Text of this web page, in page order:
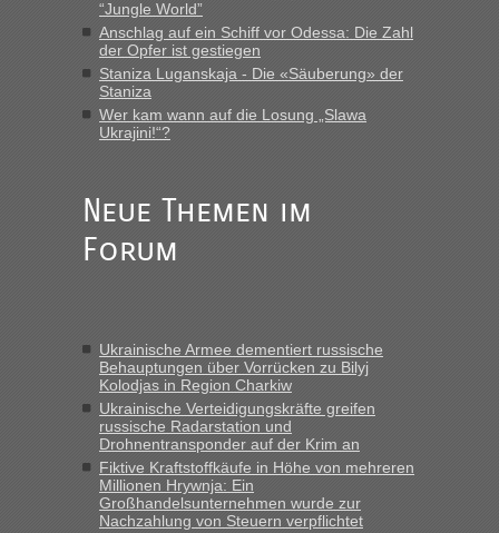
Recht, Visa und Dokumente • Re: Deklaration
gebrauchter Kleidung beim Zoll
„Vielen Dank, mit einem Briefchen meiner Frau im Gepäck
gab es keine Probleme“
fast 11 Milliarden aufgedeckt
„Am besten wäre natürlich, wenn die Frau mit dabei ist.
Alleinreisende Männer stehen schließlich immer unter
Milliarden aufgedeckt
„Kein Zoll. Du musst an sich nur sagen dass das privat ist
und du nicht damit handeln willst. So lange das nicht
Originalverpackt ist und ersichlich das nicht neu sollte es
keine Probleme geben“
Recht, Visa und Dokumente • Deklaration
gebrauchter Kleidung beim Zoll
“Jungle World”
Anschlag auf ein Schiff vor Odessa: Die Zahl
der Opfer ist gestiegen
Staniza Luganskaja - Die «Säuberung» der
Staniza
Wer kam wann auf die Losung „Slawa
Ukrajini!“?
Neue Themen im
Forum
Ukrainische Armee dementiert russische
Behauptungen über Vorrücken zu Bilyj
Kolodjas in Region Charkiw
Ukrainische Verteidigungskräfte greifen
russische Radarstation und
Drohnentransponder auf der Krim an
Fiktive Kraftstoffkäufe in Höhe von mehreren
Millionen Hrywnja: Ein
Großhandelsunternehmen wurde zur
Nachzahlung von Steuern verpflichtet